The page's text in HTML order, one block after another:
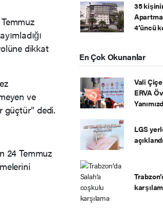
dikkat
ve
güçtür” dedi.
24 Temmuz
35
4’üncü
En Çok Okunanlar
Vali
ERVA
LGS
açıklandı